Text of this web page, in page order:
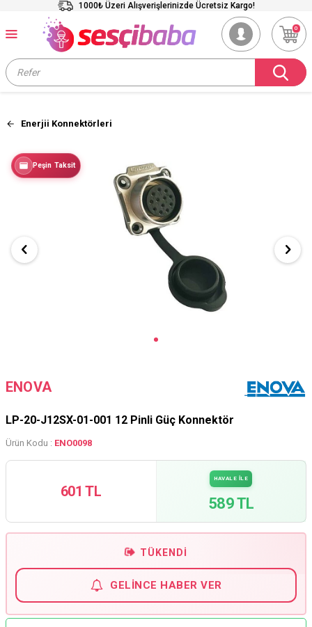
1000₺ Üzeri Alışverişlerinizde Ücretsiz Kargo!
0
Enerjii Konnektörleri
Peşin Taksit
ENOVA
LP-20-J12SX-01-001 12 Pinli Güç Konnektör
Ürün Kodu : ENO0098
601 TL
HAVALE İLE
589 TL
TÜKENDI
GELINCE HABER VER